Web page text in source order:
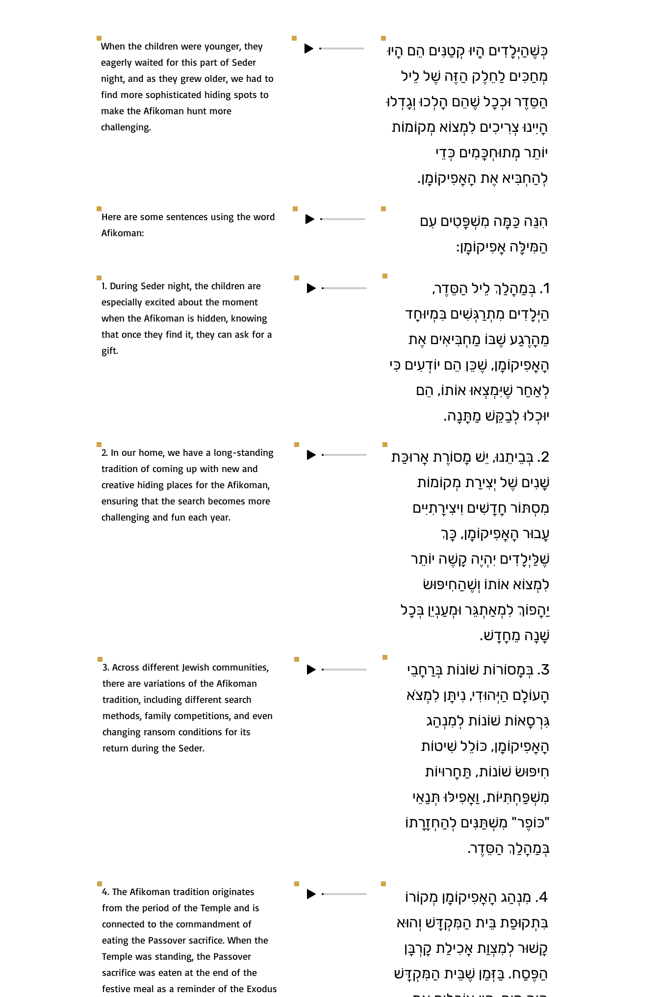
When the children were younger, they
eagerly waited for this part of Seder
night, and as they grew older, we had to
find more sophisticated hiding spots to
make the Afikoman hunt more
challenging.
כְּשֶׁהַיְּלָדִים הָיוּ קְטַנִּים הֵם הָיוּ
מְחַכִּים לַחֵלֶק הַזֶּה שֶׁל לֵיל
הַסֵּדֶר וּכְכָל שֶׁהֵם הָלְכוּ וְגָדְלוּ
הָיִינוּ צְרִיכִים לִמְצוֹא מְקוֹמוֹת
יוֹתֵר מְתוּחְכָּמִים כְּדֵי
לְהַחְבִּיא אֶת הָאֲפִיקוֹמָן.
Here are some sentences using the word
Afikoman:
הִנֵּה כַּמָּה מִשְׁפָּטִים עִם
הַמִּילָּה אֲפִיקוֹמָן:
1. During Seder night, the children are
especially excited about the moment
when the Afikoman is hidden, knowing
that once they find it, they can ask for a
gift.
1. בְּמַהֲלַךְ לֵיל הַסֵּדֶר,
הַיְּלָדִים מִתְרַגְּשִׁים בִּמְיוּחָד
מֵהָרֶגַע שֶׁבּוֹ מַחְבִּיאִים אֶת
הָאֲפִיקוֹמָן, שֶׁכֵּן הֵם יוֹדְעִים כִּי
לְאַחַר שֶׁיִּמְצְאוּ אוֹתוֹ, הֵם
יוּכְלוּ לְבַקֵּשׁ מַתָּנָה.
2. In our home, we have a long-standing
tradition of coming up with new and
creative hiding places for the Afikoman,
ensuring that the search becomes more
challenging and fun each year.
2. בְּבֵיתֵנוּ, יֵשׁ מָסוֹרֶת אֲרוּכַּת
שָׁנִים שֶׁל יְצִירַת מְקוֹמוֹת
מִסְתּוֹר חֲדָשִׁים וִיצִירָתִיִּים
עֲבוּר הָאֲפִיקוֹמָן, כָּךְ
שֶׁלַּיְלָדִים יִהְיֶה קָשֶׁה יוֹתֵר
לִמְצוֹא אוֹתוֹ וְשֶׁהַחִיפּוּשׂ
יַהֲפוֹךְ לִמְאַתְגֵּר וּמְעַנְיֵן בְּכָל
שָׁנָה מֵחָדָשׁ.
3. Across different Jewish communities,
there are variations of the Afikoman
tradition, including different search
methods, family competitions, and even
changing ransom conditions for its
return during the Seder.
3. בְּמָסוֹרוֹת שׁוֹנוֹת בְּרַחֲבֵי
הָעוֹלָם הַיְּהוּדִי, נִיתָּן לִמְצֹא
גִּרְסָאוֹת שׁוֹנוֹת לְמִנְהַג
הָאֲפִיקוֹמָן, כּוֹלֵל שִׁיטוֹת
חִיפּוּשׂ שׁוֹנוֹת, תַּחֲרוּיוֹת
מִשְׁפַּחְתִּיּוֹת, וַאֲפִילּוּ תְּנַאֵי
"כּוֹפֶר" מִשְׁתַּנִּים לְהַחְזָרָתוֹ
בְּמַהֲלַךְ הַסֵּדֶר.
4. The Afikoman tradition originates
from the period of the Temple and is
connected to the commandment of
eating the Passover sacrifice. When the
Temple was standing, the Passover
sacrifice was eaten at the end of the
festive meal as a reminder of the Exodus
4. מִנְהַג הָאֲפִיקוֹמָן מְקוֹרוֹ
בִּתְקוּפַת בֵּית הַמִּקְדָּשׁ וְהוּא
קָשׁוּר לְמִצְוַת אֲכִילַת קָרְבָּן
הַפֶּסַח. בַּזְּמַן שֶׁבֵּית הַמִּקְדָּשׁ